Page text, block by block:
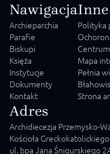
Nawigacja
Archieparchia
Parafie
Biskupi
Księża
Instytucje
Dokumenty
Kontakt
Inne
Polityka
Mapa
Pełnia
Strona
Adres
Archidiecezja Przemysko-
Kościoła
ul. bpa Jana Śnigurskiego